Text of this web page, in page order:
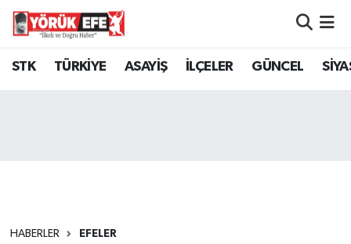
STK TÜRKİYE ASAYİŞ İLÇELER GÜNCEL
HABERLER EFELER
Aydın Nöbetçi Eczaneler